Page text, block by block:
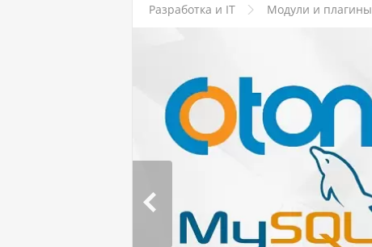
Разработка и IT Модули и плагины